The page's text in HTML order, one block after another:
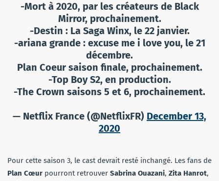
-Mort à 2020, par les créateurs de Black
Mirror, prochainement.
-Destin : La Saga Winx, le 22 janvier.
-ariana grande : excuse me i love you, le 21
décembre.
Plan Coeur saison finale, prochainement.
-Top Boy S2, en production.
-The Crown saisons 5 et 6, prochainement.
— Netflix France (@NetflixFR) December 13,
2020
Pour cette saison 3, le cast devrait resté inchangé. Les fans de
Plan Cœur pourront retrouver Sabrina Ouazani, Zita Hanrot,